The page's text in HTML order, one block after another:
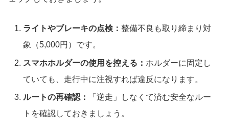
ライトやブレーキの点検：整備不良も取り締まり対
象（5,000円）です。
スマホホルダーの使用を控える： ホルダーに固定し
ていても、走行中に注視すれば違反になります。
ルートの再確認：
「逆走」しなくて済む安全なルー
トを確認しておきましょう。